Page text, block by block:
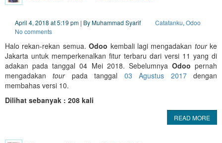
April 4, 2018 at 5:19 pm | By Muhammad Syarif Catatanku, Odoo
No comments
Halo rekan-rekan semua.Odoo kembali lagi mengadakan tourke
Jakarta untuk memperkenalkan fitur terbaru dari versi 11 yang di
adakan pada tanggal 04 Mei 2018. Sebelumnya Odoo pernah
mengadakantourpada tanggal 03 Agustus 2017dengan
membahas versi 10.
Dilihat sebanyak : 208 kali
READ MORE